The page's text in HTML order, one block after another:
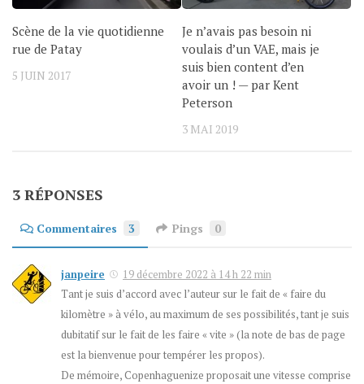
Scène de la vie quotidienne
rue de Patay
5 JUIN 2017
Je n’avais pas besoin ni
voulais d’un VAE, mais je
suis bien content d’en
avoir un ! — par Kent
Peterson
3 MAI 2019
3 RÉPONSES
Commentaires 3 Pings 0
janpeire
19 décembre 2022 à 14 h 22 min
Tant je suis d’accord avec l’auteur sur le fait de « faire du
kilomètre » à vélo, au maximum de ses possibilités, tant je suis
dubitatif sur le fait de les faire « vite » (la note de bas de page
est la bienvenue pour tempérer les propos).
De mémoire, Copenhaguenize proposait une vitesse comprise